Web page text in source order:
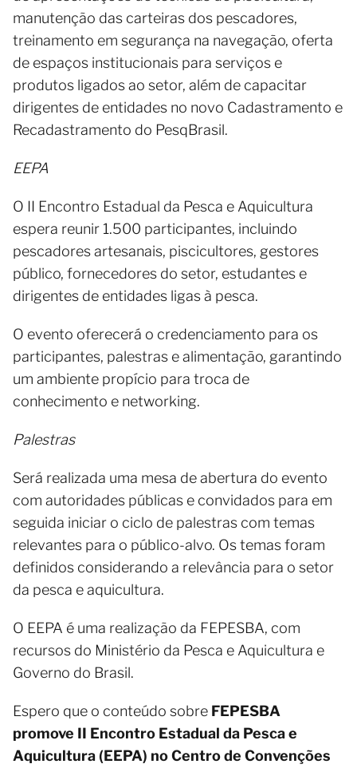
manutenção das carteiras dos pescadores,
treinamento em segurança na navegação, oferta
de espaços institucionais para serviços e
produtos ligados ao setor, além de capacitar
dirigentes de entidades no novo Cadastramento e
Recadastramento do PesqBrasil.
EEPA
O II Encontro Estadual da Pesca e Aquicultura
espera reunir 1.500 participantes, incluindo
pescadores artesanais, piscicultores, gestores
público, fornecedores do setor, estudantes e
dirigentes de entidades ligas à pesca.
O evento oferecerá o credenciamento para os
participantes, palestras e alimentação, garantindo
um ambiente propício para troca de
conhecimento e networking.
Palestras
Será realizada uma mesa de abertura do evento
com autoridades públicas e convidados para em
seguida iniciar o ciclo de palestras com temas
relevantes para o público-alvo. Os temas foram
definidos considerando a relevância para o setor
da pesca e aquicultura.
O EEPA é uma realização da FEPESBA, com
recursos do Ministério da Pesca e Aquicultura e
Governo do Brasil.
Espero que o conteúdo sobre FEPESBA
promove II Encontro Estadual da Pesca e
Aquicultura (EEPA) no Centro de Convenções